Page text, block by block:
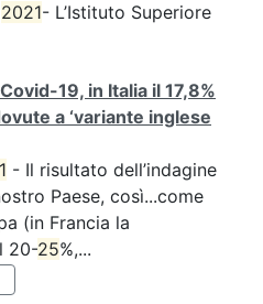
2021- L’Istituto Superiore
19, in Italia il 17,8%
a ‘variante inglese
- Il risultato dell’indagine
Paese, così...come
(in Francia la
20-25%,...